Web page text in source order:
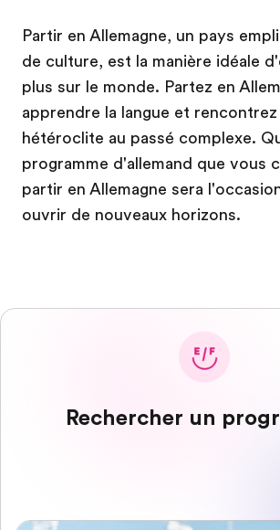
Qui sommes-nous ?
EF recrute
Rejoignez nos équipes
Partir en Allemagne, un pays
de culture, est la manière idéale
plus sur le monde. Partez en
apprendre la langue et
hétéroclite au passé complexe.
programme d'allemand que vous
partir en Allemagne sera
ouvrir de nouveaux horizons.
Rechercher un